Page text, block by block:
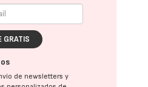
GRATIS
de newsletters y